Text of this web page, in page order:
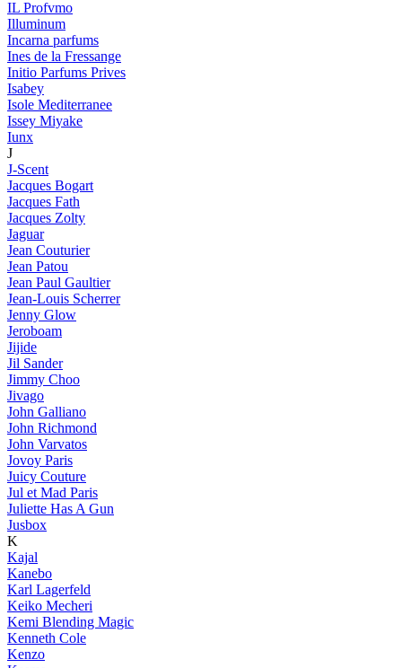
IL Profvmo
Illuminum
Incarna parfums
Ines de la Fressange
Initio Parfums Prives
Isabey
Isole Mediterranee
Issey Miyake
Iunx
J
J-Scent
Jacques Bogart
Jacques Fath
Jacques Zolty
Jaguar
Jean Couturier
Jean Patou
Jean Paul Gaultier
Jean-Louis Scherrer
Jenny Glow
Jeroboam
Jijide
Jil Sander
Jimmy Choo
Jivago
John Galliano
John Richmond
John Varvatos
Jovoy Paris
Juicy Couture
Jul et Mad Paris
Juliette Has A Gun
Jusbox
K
Kajal
Kanebo
Karl Lagerfeld
Keiko Mecheri
Kemi Blending Magic
Kenneth Cole
Kenzo